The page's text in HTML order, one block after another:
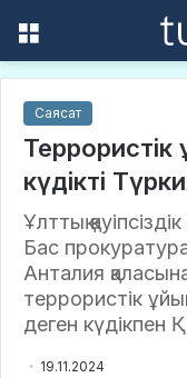
Саясат
Террористік
күдікті
Ұлттық
Бас
Анталия
террористік
деген күдікпен
19.11.2024